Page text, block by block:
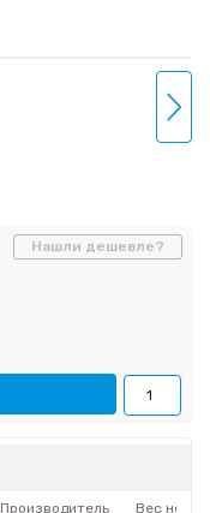
Нашли дешевле?
Производитель
Вес нетто